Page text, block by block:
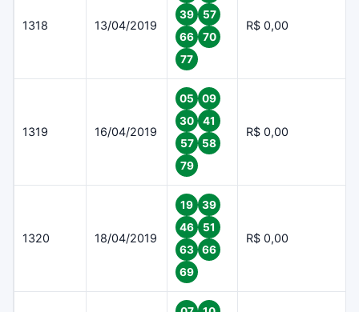
1318 13/04/2019
39
57
66
70
77
R$ 0,00
1319 16/04/2019
05
09
30
41
57
58
79
R$ 0,00
1320 18/04/2019
19
39
46
51
63
66
69
R$ 0,00